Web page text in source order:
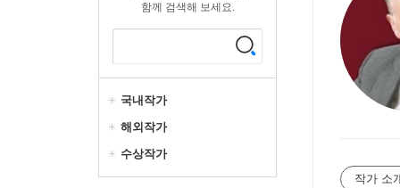
함께 검색해 보세요.
국내작가
해외작가
수상작가
작가 소